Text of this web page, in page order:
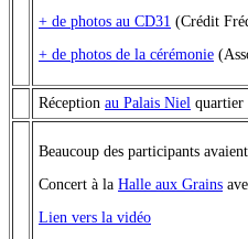
+ de photos au CD31 (Crédit
+ de photos de la cérémonie
Réception au Palais Niel quartier
Beaucoup des participants
Concert à la Halle aux Grains
Lien vers la vidéo